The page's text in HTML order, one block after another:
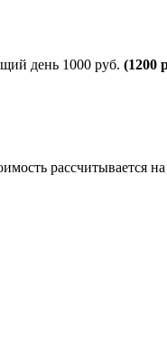
день 1000 руб. (1200
рассчитывается